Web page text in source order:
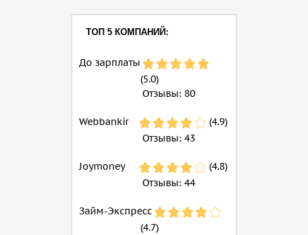
ТОП 5 КОМПАНИЙ:
До зарплаты
(5.0)
Отзывы: 80
Webbankir
(4.9)
Отзывы: 43
Joymoney
(4.8)
Отзывы: 44
Займ-Экспресс
(4.7)